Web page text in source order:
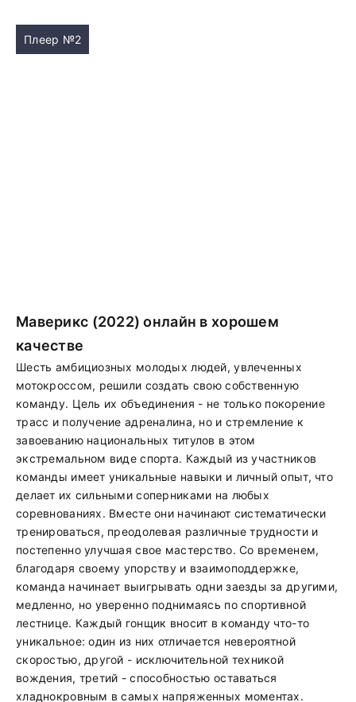
Плеер №2
Маверикс (2022) онлайн в хорошем
качестве
Шесть амбициозных молодых людей, увлеченных
мотокроссом, решили создать свою собственную
команду. Цель их объединения - не только покорение
трасс и получение адреналина, но и стремление к
завоеванию национальных титулов в этом
экстремальном виде спорта. Каждый из участников
команды имеет уникальные навыки и личный опыт, что
делает их сильными соперниками на любых
соревнованиях. Вместе они начинают систематически
тренироваться, преодолевая различные трудности и
постепенно улучшая свое мастерство. Со временем,
благодаря своему упорству и взаимоподдержке,
команда начинает выигрывать одни заезды за другими,
медленно, но уверенно поднимаясь по спортивной
лестнице. Каждый гонщик вносит в команду что-то
уникальное: один из них отличается невероятной
скоростью, другой - исключительной техникой
вождения, третий - способностью оставаться
хладнокровным в самых напряженных моментах.